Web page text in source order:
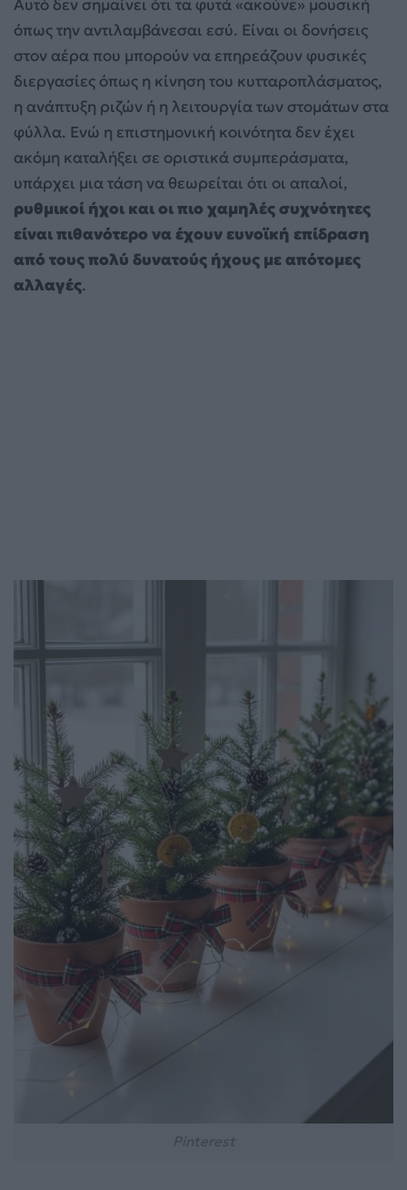
Αυτό δεν σημαίνει ότι τα φυτά «ακούνε» μουσική
όπως την αντιλαμβάνεσαι εσύ. Είναι οι δονήσεις
στον αέρα που μπορούν να επηρεάζουν φυσικές
διεργασίες όπως η κίνηση του κυτταροπλάσματος,
η ανάπτυξη ριζών ή η λειτουργία των στομάτων στα
φύλλα. Ενώ η επιστημονική κοινότητα δεν έχει
ακόμη καταλήξει σε οριστικά συμπεράσματα,
υπάρχει μια τάση να θεωρείται ότι οι απαλοί,
ρυθμικοί ήχοι και οι πιο χαμηλές συχνότητες
είναι πιθανότερο να έχουν ευνοϊκή επίδραση
από τους πολύ δυνατούς ήχους με απότομες
αλλαγές.